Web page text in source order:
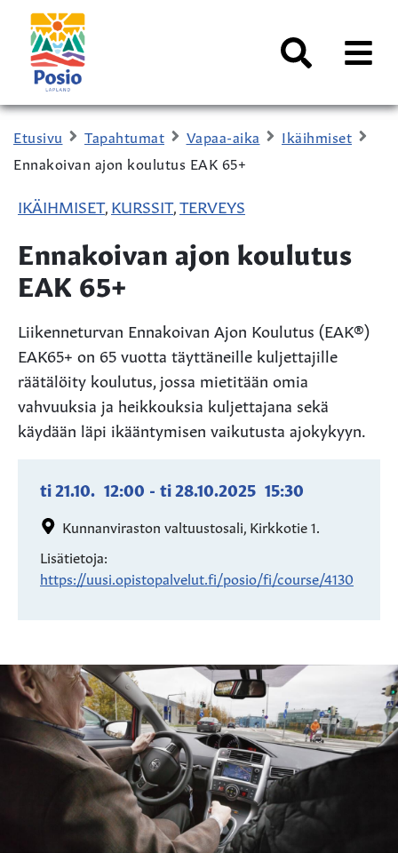
Siirry sisältöön
Kaupungin
logo
AVAA
Etusivu Tapahtumat Vapaa-aika
Ikäihmiset
Ennakoivan ajon koulutus EAK 65+
IKÄIHMISET, KURSSIT, TERVEYS
Ennakoivan ajon koulutus
EAK 65+
Liikenneturvan Ennakoivan Ajon Koulutus (EAK®)
EAK65+ on 65 vuotta täyttäneille kuljettajille
räätälöity koulutus, jossa mietitään omia
vahvuuksia ja heikkouksia kuljettajana sekä
käydään läpi ikääntymisen vaikutusta ajokykyyn.
ti 21.10. 12:00 - ti 28.10.2025 15:30
Kunnanviraston valtuustosali, Kirkkotie 1.
Lisätietoja:
https://uusi.opistopalvelut.fi/posio/fi/course/4130